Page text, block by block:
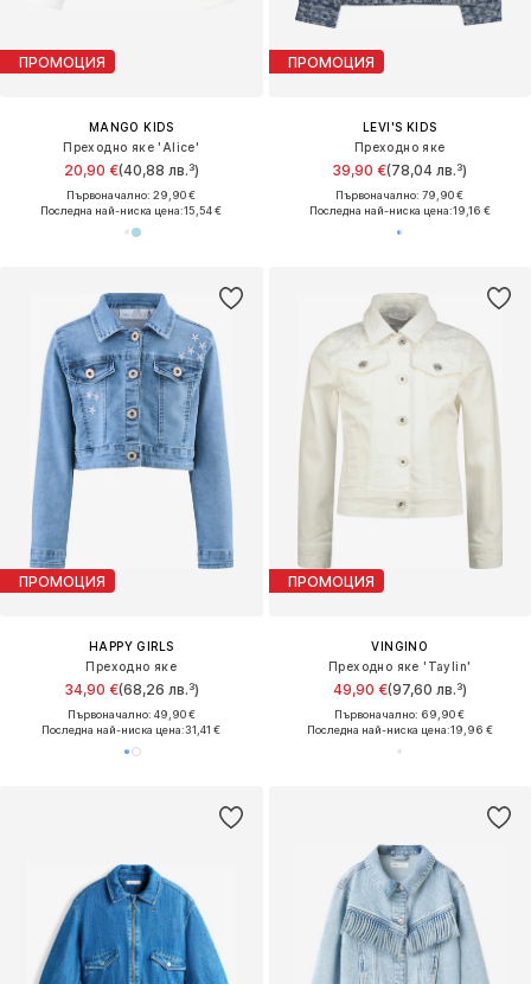
ПРОМОЦИЯ
MANGO KIDS
Преходно яке 'Alice'
20,90 €(40,88 лв.³)
Първоначално: 29,90 €
Последна най-ниска цена:15,54 €
ПРОМОЦИЯ
LEVI'S KIDS
Преходно яке
39,90 €(78,04 лв.³)
Първоначално: 79,90 €
Последна най-ниска цена:19,16 €
ПРОМОЦИЯ
HAPPY GIRLS
Преходно яке
34,90 €(68,26 лв.³)
Първоначално: 49,90 €
Последна най-ниска цена:31,41 €
ПРОМОЦИЯ
VINGINO
Преходно яке 'Taylin'
49,90 €(97,60 лв.³)
Първоначално: 69,90 €
Последна най-ниска цена:19,96 €